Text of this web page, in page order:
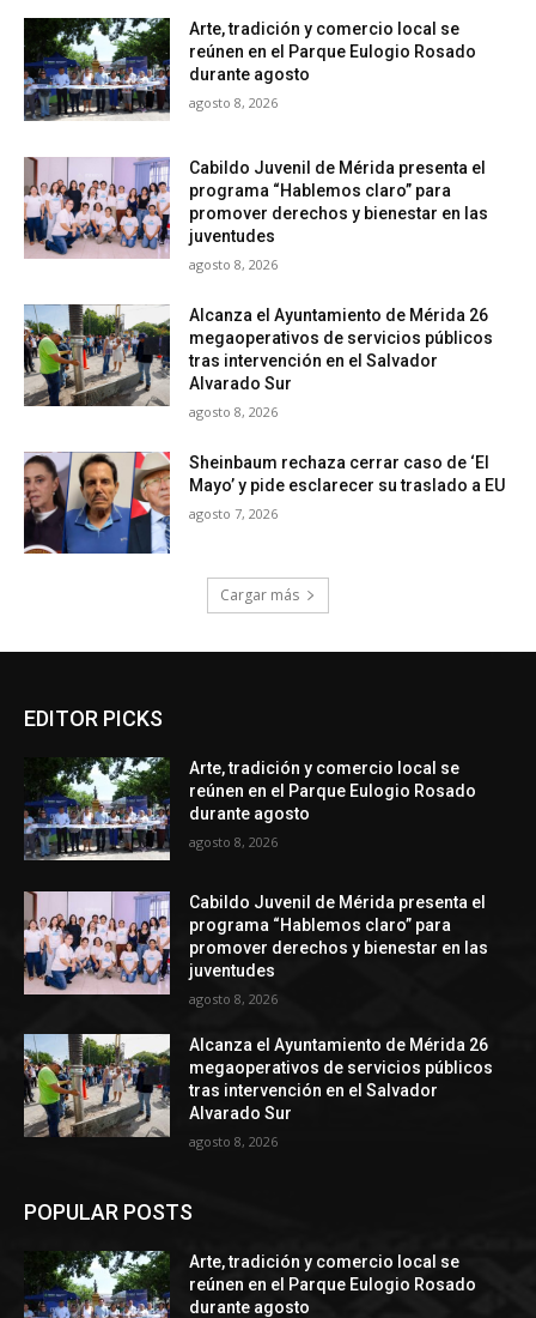
Arte, tradición y comercio local se
reúnen en el Parque Eulogio Rosado
durante agosto
agosto 8, 2026
Cabildo Juvenil de Mérida presenta el
programa “Hablemos claro” para
promover derechos y bienestar en las
juventudes
agosto 8, 2026
Alcanza el Ayuntamiento de Mérida 26
megaoperativos de servicios públicos
tras intervención en el Salvador
Alvarado Sur
agosto 8, 2026
Sheinbaum rechaza cerrar caso de ‘El
Mayo’ y pide esclarecer su traslado a EU
agosto 7, 2026
Cargar más
EDITOR PICKS
Arte, tradición y comercio local se
reúnen en el Parque Eulogio Rosado
durante agosto
agosto 8, 2026
Cabildo Juvenil de Mérida presenta el
programa “Hablemos claro” para
promover derechos y bienestar en las
juventudes
agosto 8, 2026
Alcanza el Ayuntamiento de Mérida 26
megaoperativos de servicios públicos
tras intervención en el Salvador
Alvarado Sur
agosto 8, 2026
POPULAR POSTS
Arte, tradición y comercio local se
reúnen en el Parque Eulogio Rosado
durante agosto